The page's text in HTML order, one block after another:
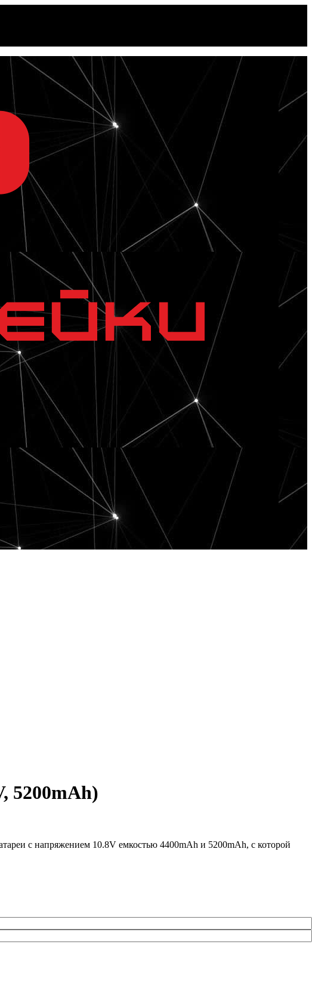
5200mAh)
с напряжением 10.8V емкостью 4400mAh и 5200mAh, с которой